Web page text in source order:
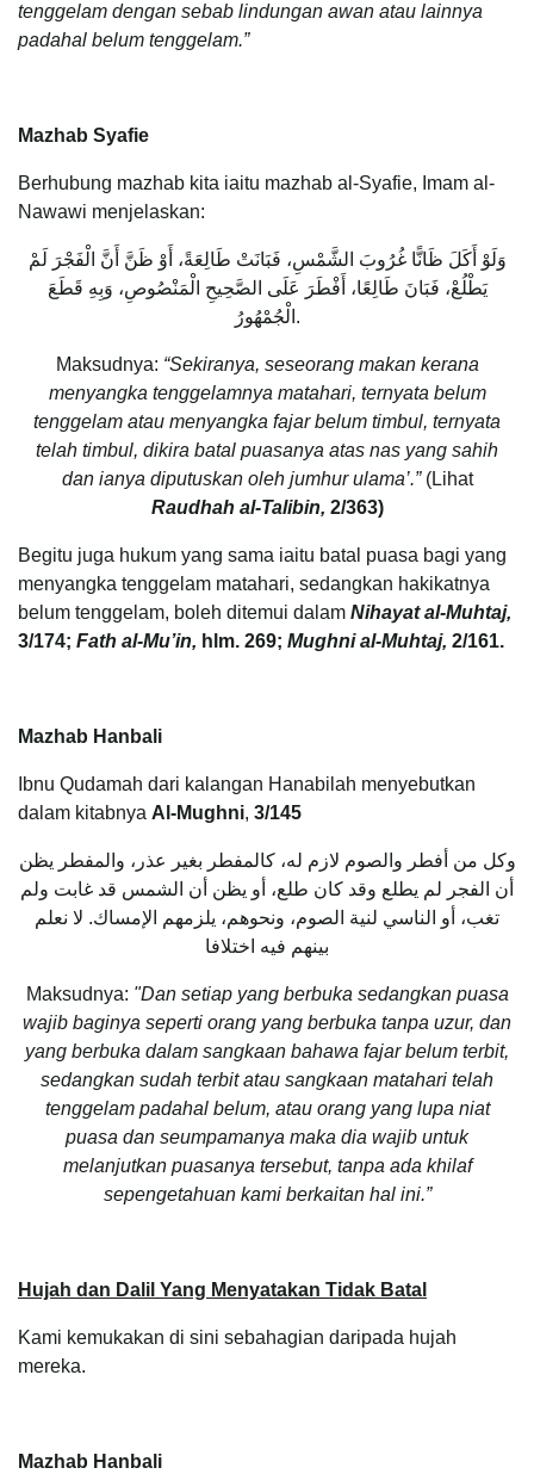
tenggelam dengan sebab lindungan awan atau lainnya
padahal belum tenggelam.”
Mazhab Syafie
Berhubung mazhab kita iaitu mazhab al-Syafie, Imam al-
Nawawi menjelaskan:
وَلَوْ أَكَلَ ظَانًّا غُرُوبَ الشَّمْسِ، فَبَانَتْ طَالِعَةً، أَوْ ظَنَّ أَنَّ الْفَجْرَ لَمْ
يَطْلُعْ، فَبَانَ طَالِعًا، أَفْطَرَ عَلَى الصَّحِيحِ الْمَنْصُوصِ، وَبِهِ قَطَعَ
الْجُمْهُورُ.
Maksudnya: “Sekiranya, seseorang makan kerana
menyangka tenggelamnya matahari, ternyata belum
tenggelam atau menyangka fajar belum timbul, ternyata
telah timbul, dikira batal puasanya atas nas yang sahih
dan ianya diputuskan oleh jumhur ulama’.” (Lihat
Raudhah al-Talibin, 2/363)
Begitu juga hukum yang sama iaitu batal puasa bagi yang
menyangka tenggelam matahari, sedangkan hakikatnya
belum tenggelam, boleh ditemui dalam Nihayat al-Muhtaj,
3/174; Fath al-Mu’in, hlm. 269; Mughni al-Muhtaj, 2/161.
Mazhab Hanbali
Ibnu Qudamah dari kalangan Hanabilah menyebutkan
dalam kitabnya Al-Mughni, 3/145
وكل من أفطر والصوم لازم له، كالمفطر بغير عذر، والمفطر يظن
أن الفجر لم يطلع وقد كان طلع، أو يظن أن الشمس قد غابت ولم
تغب، أو الناسي لنية الصوم، ونحوهم، يلزمهم الإمساك. لا نعلم
بينهم فيه اختلافا
Maksudnya: "Dan setiap yang berbuka sedangkan puasa
wajib baginya seperti orang yang berbuka tanpa uzur, dan
yang berbuka dalam sangkaan bahawa fajar belum terbit,
sedangkan sudah terbit atau sangkaan matahari telah
tenggelam padahal belum, atau orang yang lupa niat
puasa dan seumpamanya maka dia wajib untuk
melanjutkan puasanya tersebut, tanpa ada khilaf
sepengetahuan kami berkaitan hal ini.”
Hujah dan Dalil Yang Menyatakan Tidak Batal
Kami kemukakan di sini sebahagian daripada hujah
mereka.
Mazhab Hanbali